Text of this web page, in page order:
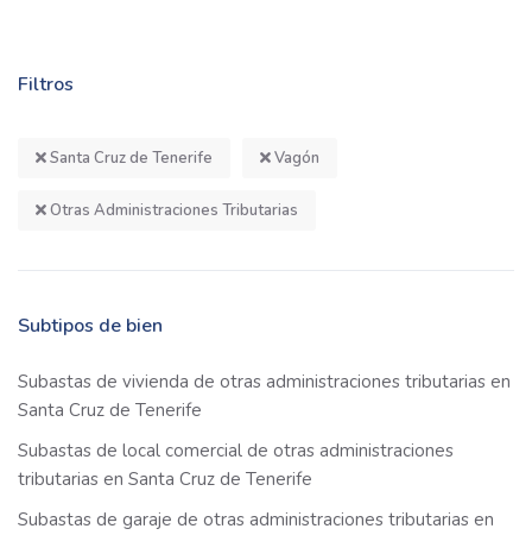
Filtros
Santa Cruz de Tenerife Vagón
Otras Administraciones Tributarias
Subtipos de bien
Subastas de vivienda de otras administraciones tributarias en
Santa Cruz de Tenerife
Subastas de local comercial de otras administraciones
tributarias en Santa Cruz de Tenerife
Subastas de garaje de otras administraciones tributarias en